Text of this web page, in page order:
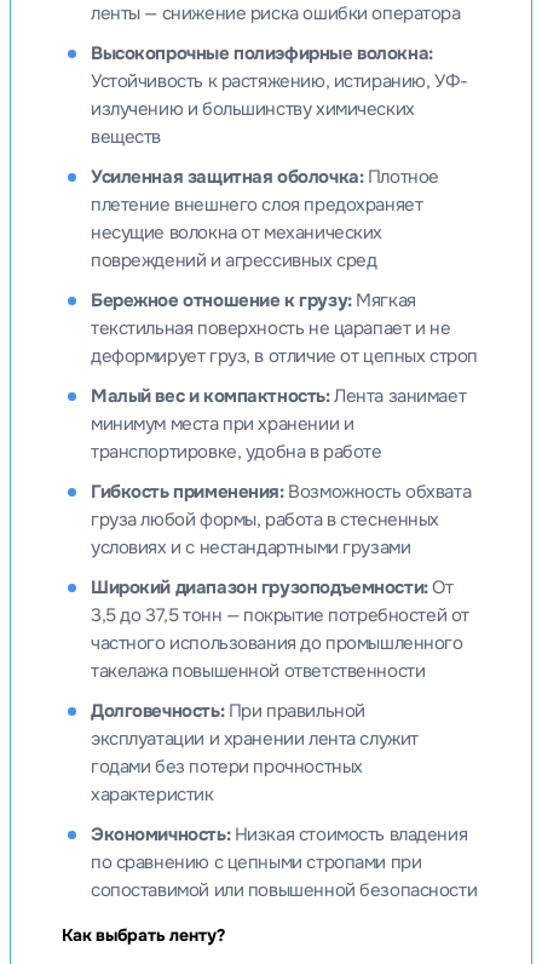
ленты — снижение риска ошибки оператора
Высокопрочные полиэфирные волокна:
Устойчивость к растяжению, истиранию, УФ-
излучению и большинству химических
веществ
Усиленная защитная оболочка:Плотное
плетение внешнего слоя предохраняет
несущие волокна от механических
повреждений и агрессивных сред
Бережное отношение к грузу:Мягкая
текстильная поверхность не царапает и не
деформирует груз, в отличие от цепных строп
Малый вес и компактность:Лента занимает
минимум места при хранении и
транспортировке, удобна в работе
Гибкость применения:Возможность обхвата
груза любой формы, работа в стесненных
условиях и с нестандартными грузами
Широкий диапазон грузоподъемности:От
3,5 до 37,5 тонн — покрытие потребностей от
частного использования до промышленного
такелажа повышенной ответственности
Долговечность:При правильной
эксплуатации и хранении лента служит
годами без потери прочностных
характеристик
Экономичность:Низкая стоимость владения
по сравнению с цепными стропами при
сопоставимой или повышенной безопасности
Как выбрать ленту?